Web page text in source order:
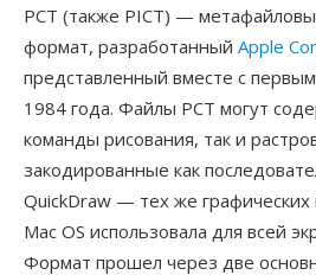
PCT (также PICT) —
формат, разработанный Apple
представленный вместе с
1984 года. Файлы PCT могут
команды рисования, так и
закодированные как
QuickDraw — тех же
Mac OS использовала для всей
Формат прошел через две